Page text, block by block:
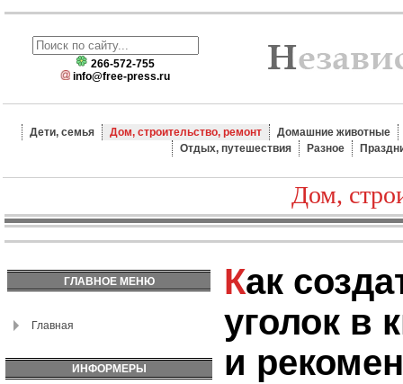
266-572-755
info@free-press.ru
Дети, семья Дом, строительство, ремонт
Домашние животные
Отдых, путешествия
Разное
Дом,
ГЛАВНОЕ МЕНЮ
Главная
ИНФОРМЕРЫ
Как создать зеленый
уголок в
и